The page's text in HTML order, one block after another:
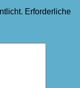
Erforderliche